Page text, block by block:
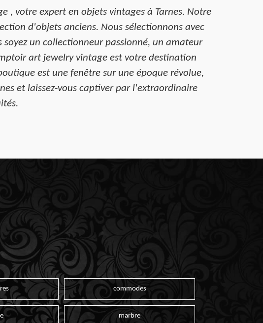
, votre expert en objets vintages à Tarnes. Notre
d'objets anciens. Nous sélectionnons avec
un collectionneur passionné, un amateur
art jewelry vintage est votre destination
est une fenêtre sur une époque révolue,
et laissez-vous captiver par l'extraordinaire
commodes
marbre